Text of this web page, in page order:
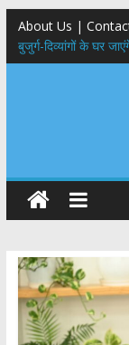
About Us |
बुजुर्ग-दिव्यांगों के घर
24×7 अलर्ट मोड में रहें
की विस्तृत समीक्षा
459 करोड़ से एचएनबी
शिक्षा मंत्री धन सिंह
मुख्यमंत्री से
विस्तार एवं आधुनिक
एमडीडीए बोर्ड बैठक,
हरी झंडी